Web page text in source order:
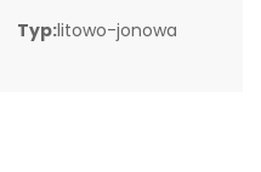
Typ:litowo-jonowa